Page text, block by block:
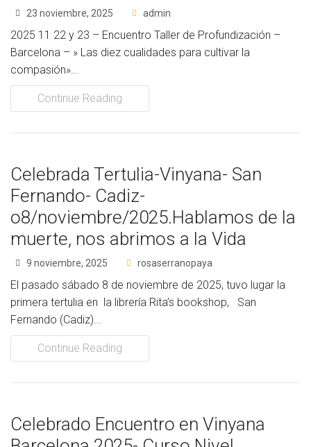
23 noviembre, 2025 admin
2025 11 22 y 23 – Encuentro Taller de Profundización –
Barcelona – » Las diez cualidades para cultivar la
compasión»...
Continue Reading
Celebrada Tertulia-Vinyana- San
Fernando- Cadiz-
o8/noviembre/2025.Hablamos de la
muerte, nos abrimos a la Vida
9 noviembre, 2025 rosaserranopaya
El pasado sábado 8 de noviembre de 2025, tuvo lugar la
primera tertulia en la librería Rita’s bookshop, San
Fernando (Cadiz)...
Continue Reading
Celebrado Encuentro en Vinyana